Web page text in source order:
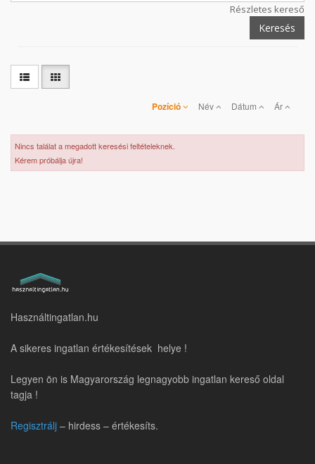
Részletes kereső
Keresés
Pozíció Név Dátum Ár
Nincs találat a megadott keresési feltételeknek.
Kérem próbálja újra!
Használtingatlan.hu
A sikeres ingatlan értékesítések helye !
Legyen ön is Magyarország legnagyobb ingatlan kereső oldal
tagja !
Regisztrálj – hirdess – értékesíts.